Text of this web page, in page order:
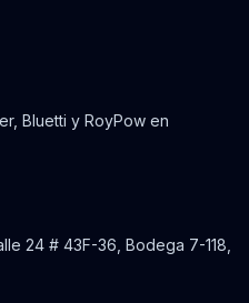
Bluetti y RoyPow en
24 # 43F-36, Bodega 7-118,